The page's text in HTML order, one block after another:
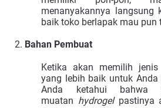
menanyakannya langsung
baik toko berlapak mau pun
Bahan Pembuat
Ketika akan memilih
yang lebih baik untuk Anda
Anda ketahui bahwa
muatan hydrogel pastinya